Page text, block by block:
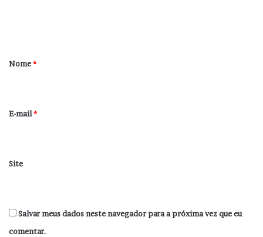
r
*
Nome*
E-mail*
Site
Salvar meus dados neste navegador para a próxima vez que eu
comentar.